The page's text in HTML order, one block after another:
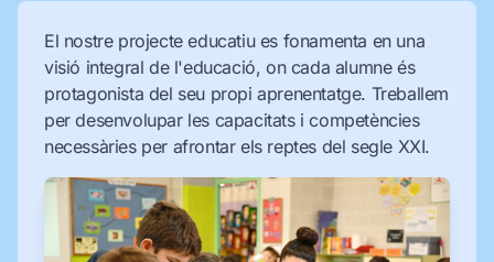
El nostre projecte educatiu es fonamenta en una
visió integral de l'educació, on cada alumne és
protagonista del seu propi aprenentatge. Treballem
per desenvolupar les capacitats i competències
necessàries per afrontar els reptes del segle XXI.